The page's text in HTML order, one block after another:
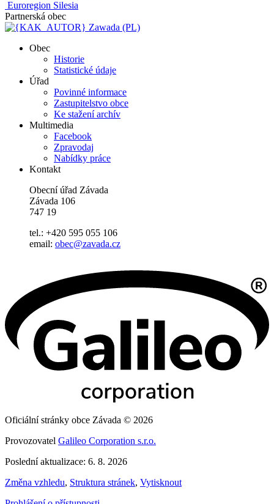
Euroregion Silesia
Partnerská obec
Zawada (PL)
Obec
Historie
Statistické údaje
Úřad
Povinné informace
Zastupitelstvo obce
Ke stažení archív
Multimedia
Facebook
Zpravodaj
Nabídky práce
Kontakt
Obecní úřad Závada
Závada 106
747 19
tel.: +420 595 055 106
email: obec@zavada.cz
Oficiální stránky obce Závada © 2026
Provozovatel Galileo Corporation s.r.o.
Poslední aktualizace: 6. 8. 2026
Změna vzhledu, Struktura stránek, Vytisknout